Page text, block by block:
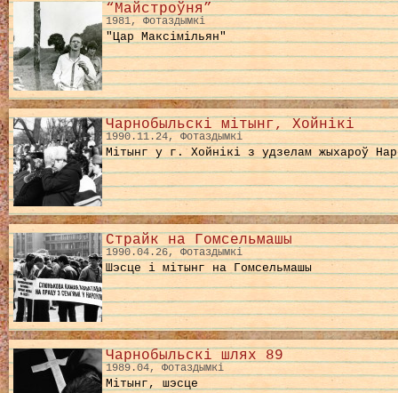
“Майстроўня”
1981, Фотаздымкі
"Цар Максімільян"
Чарнобыльскі мітынг, Хойнікі
1990.11.24, Фотаздымкі
Мітынг у г. Хойнікі з удзелам жыхароў
Страйк на Гомсельмашы
1990.04.26, Фотаздымкі
Шэсце і мітынг на Гомсельмашы
Чарнобыльскі шлях 89
1989.04, Фотаздымкі
Мітынг, шэсце